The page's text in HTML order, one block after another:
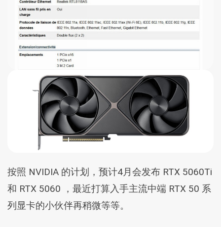
按照 NVIDIA 的计划，预计4月会发布 RTX 5060Ti
和 RTX 5060 ，最近打算入手主流中端 RTX 50 系
列显卡的小伙伴再稍微等等。